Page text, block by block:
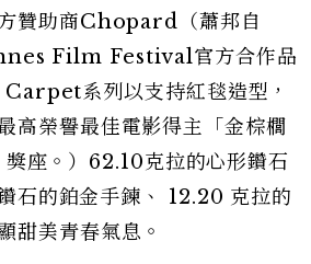
贊助商Chopard（蕭邦自
Film Festival官方合作品
系列以支持紅毯造型，
高榮譽最佳電影得主「金棕櫚
座。）62.10克拉的心形鑽石
石的鉑金手鍊、 12.20 克拉的
甜美青春氣息。